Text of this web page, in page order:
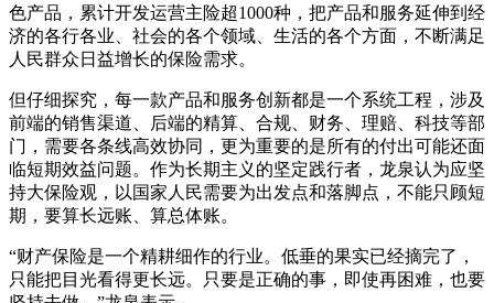
色产品，累计开发运营主险超1000种，把产品和服务延伸到经
济的各行各业、社会的各个领域、生活的各个方面，不断满足
人民群众日益增长的保险需求。
但仔细探究，每一款产品和服务创新都是一个系统工程，涉及
前端的销售渠道、后端的精算、合规、财务、理赔、科技等部
门，需要各条线高效协同，更为重要的是所有的付出可能还面
临短期效益问题。作为长期主义的坚定践行者，龙泉认为应坚
持大保险观，以国家人民需要为出发点和落脚点，不能只顾短
期，要算长远账、算总体账。
“财产保险是一个精耕细作的行业。低垂的果实已经摘完了，
只能把目光看得更长远。只要是正确的事，即使再困难，也要